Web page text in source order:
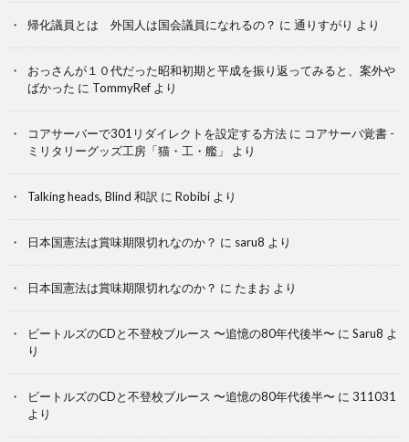
帰化議員とは 外国人は国会議員になれるの？ に 通りすがり より
おっさんが１０代だった昭和初期と平成を振り返ってみると、案外や
ばかった に TommyRef より
コアサーバーで301リダイレクトを設定する方法 に コアサーバ覚書 -
ミリタリーグッズ工房「猫・工・艦」
より
Talking heads, Blind 和訳 に Robibi より
日本国憲法は賞味期限切れなのか？ に saru8 より
日本国憲法は賞味期限切れなのか？ に たまお より
ビートルズのCDと不登校ブルース 〜追憶の80年代後半〜 に Saru8 よ
り
ビートルズのCDと不登校ブルース 〜追憶の80年代後半〜 に 311031
より